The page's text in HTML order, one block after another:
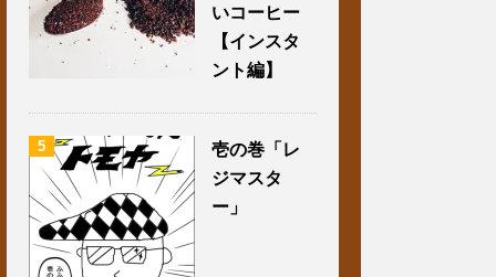
いコーヒー
【インスタ
ント編】
5
壱の巻「レ
ジマスタ
ー」